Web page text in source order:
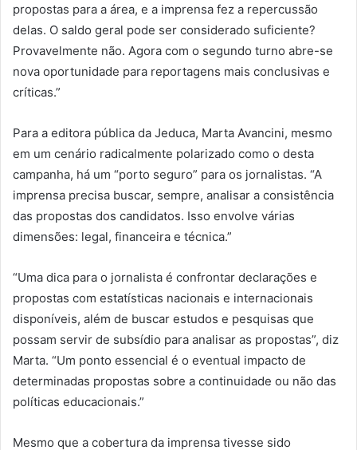
propostas para a área, e a imprensa fez a repercussão
delas. O saldo geral pode ser considerado suficiente?
Provavelmente não. Agora com o segundo turno abre-se
nova oportunidade para reportagens mais conclusivas e
críticas.”
Para a editora pública da Jeduca, Marta Avancini, mesmo
em um cenário radicalmente polarizado como o desta
campanha, há um “porto seguro” para os jornalistas. “A
imprensa precisa buscar, sempre, analisar a consistência
das propostas dos candidatos. Isso envolve várias
dimensões: legal, financeira e técnica.”
“Uma dica para o jornalista é confrontar declarações e
propostas com estatísticas nacionais e internacionais
disponíveis, além de buscar estudos e pesquisas que
possam servir de subsídio para analisar as propostas”, diz
Marta. “Um ponto essencial é o eventual impacto de
determinadas propostas sobre a continuidade ou não das
políticas educacionais.”
Mesmo que a cobertura da imprensa tivesse sido